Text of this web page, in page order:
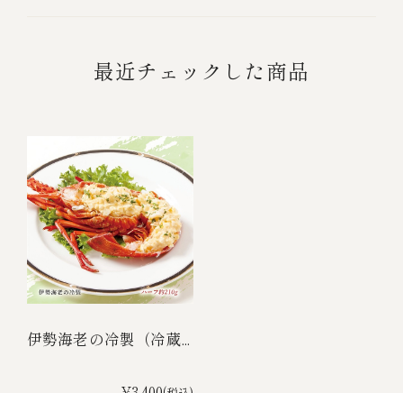
最近チェックした商品
伊勢海老の冷製（冷蔵...